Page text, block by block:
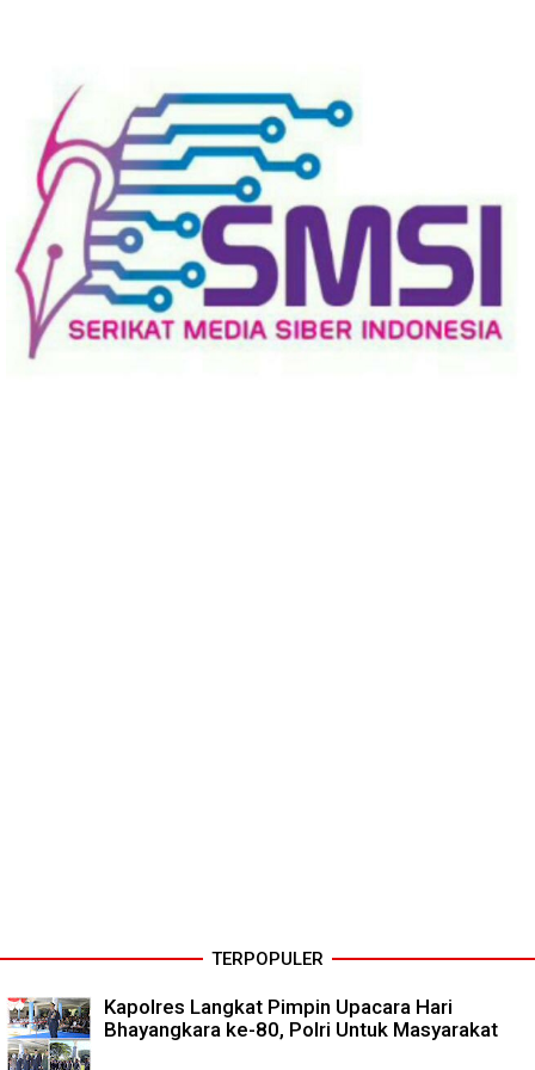
TERPOPULER
Kapolres Langkat Pimpin Upacara Hari
Bhayangkara ke-80, Polri Untuk Masyarakat